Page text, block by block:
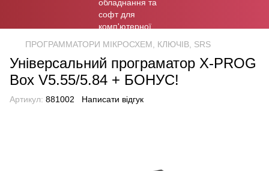
ПРОГРАММАТОРИ МІКРОСХЕМ, КЛЮЧІВ, SRS
Універсальний програматор X-PROG
Box V5.55/5.84 + БОНУС!
Артикул: 881002 Написати відгук